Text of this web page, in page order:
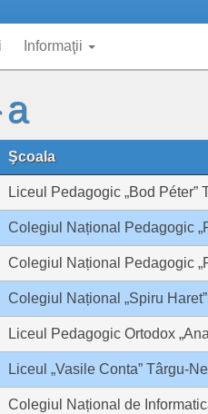
Informaţii
Şcoala
Liceul Pedagogic „Bod Péter”
Colegiul Național Pedagogic
Colegiul Național Pedagogic
Colegiul Național „Spiru
Liceul Pedagogic Ortodox
Liceul „Vasile Conta” Târgu-
Colegiul Național de